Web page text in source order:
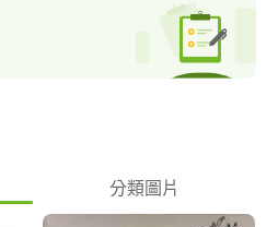
分類圖片